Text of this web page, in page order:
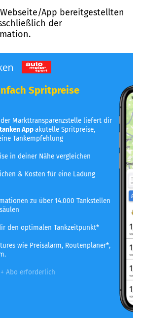
App bereitgestellten
der
Spritpreise
Markttransparenzstelle liefert dir
Appakutelle Spritpreise,
Tankempfehlung
in deiner Nähe vergleichen
& Kosten für eine Ladung
zu über 14.000 Tankstellen
den optimalen Tankzeitpunkt*
wie Preisalarm, Routenplaner*,
Abo erforderlich